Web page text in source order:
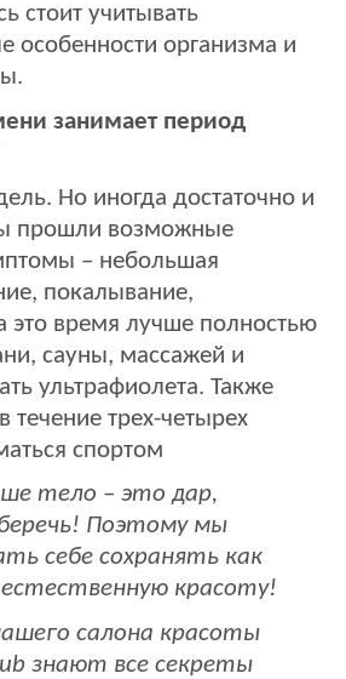
стоит учитывать
особенности организма и
занимает период
Но иногда достаточно и
прошли возможные
– небольшая
покалывание,
это время лучше полностью
сауны, массажей и
ультрафиолета. Также
течение трех-четырех
спортом
тело – это дар,
Поэтому мы
себе сохранять как
красоту!
салона красоты
знают все секреты